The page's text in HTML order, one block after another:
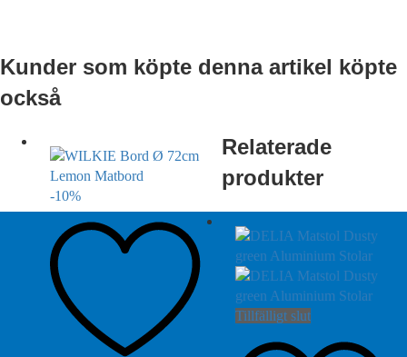
Kunder som köpte denna artikel köpte
också
-10%
Relaterade
produkter
Tillfälligt slut